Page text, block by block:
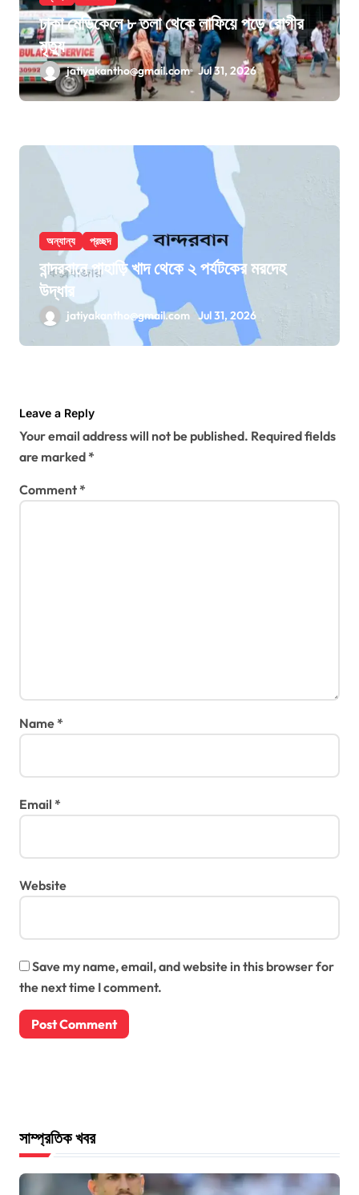
ঢাকা মেডিকেলে ৮ তলা থেকে লাফিয়ে পড়ে রোগীর
মৃত্যু
jatiyakantho@gmail.com Jul 31, 2026
অন্যান্য প্রচ্ছদ
বান্দরবানে পাহাড়ি খাদ থেকে ২ পর্যটকের মরদেহ
উদ্ধার
jatiyakantho@gmail.com Jul 31, 2026
Leave a Reply
Your email address will not be published. Required fields
are marked*
Comment*
Name*
Email *
Website
Save my name, email, and website in this browser for
the next time I comment.
সাম্প্রতিক খবর